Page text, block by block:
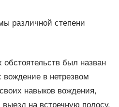
различной степени
обстоятельств был назван
вождение в нетрезвом
навыков вождения,
на встречную полосу.